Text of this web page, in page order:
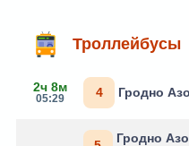
Троллейбусы
2ч 8м
05:29 4 Гродно
Гродно